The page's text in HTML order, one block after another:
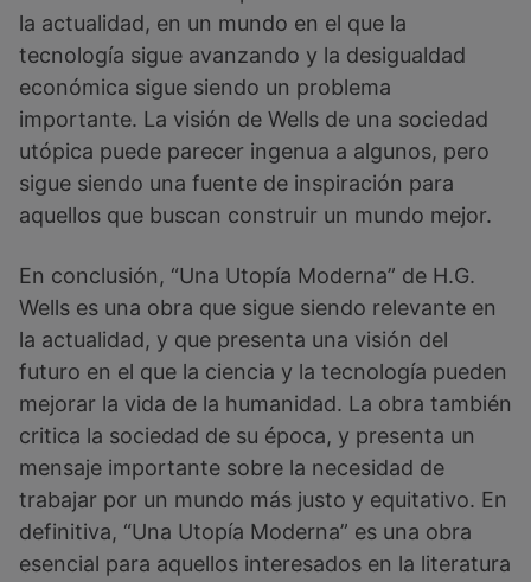
la actualidad, en un mundo en el que la
tecnología sigue avanzando y la desigualdad
económica sigue siendo un problema
importante. La visión de Wells de una sociedad
utópica puede parecer ingenua a algunos, pero
sigue siendo una fuente de inspiración para
aquellos que buscan construir un mundo mejor.
En conclusión, “Una Utopía Moderna” de H.G.
Wells es una obra que sigue siendo relevante en
la actualidad, y que presenta una visión del
futuro en el que la ciencia y la tecnología pueden
mejorar la vida de la humanidad. La obra también
critica la sociedad de su época, y presenta un
mensaje importante sobre la necesidad de
trabajar por un mundo más justo y equitativo. En
definitiva, “Una Utopía Moderna” es una obra
esencial para aquellos interesados en la literatura